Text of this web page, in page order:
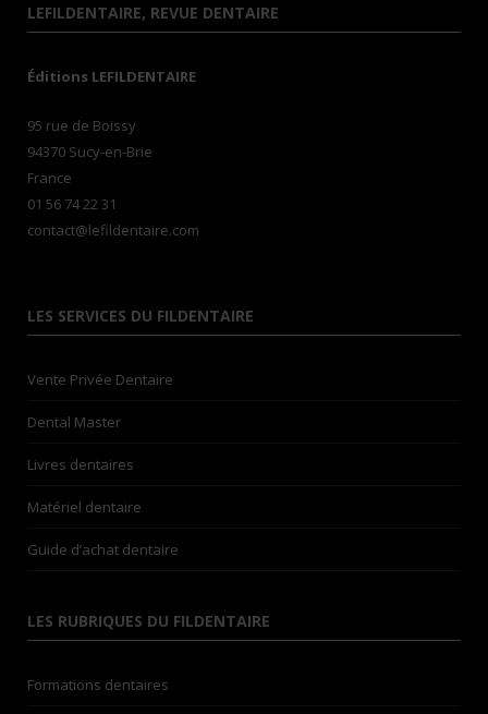
LEFILDENTAIRE, REVUE DENTAIRE
Éditions LEFILDENTAIRE
95 rue de Boissy
94370 Sucy-en-Brie
France
01 56 74 22 31
contact@lefildentaire.com
LES SERVICES DU FILDENTAIRE
Vente Privée Dentaire
Dental Master
Livres dentaires
Matériel dentaire
Guide d’achat dentaire
LES RUBRIQUES DU FILDENTAIRE
Formations dentaires